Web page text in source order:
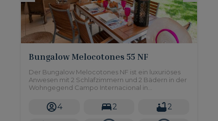
Bungalow Melocotones 55 NF
Der Bungalow Melocotones NF ist ein luxuriöses
Anwesen mit 2 Schlafzimmern und 2 Bädern in der
Wohngegend Campo Internacional in
4 2 2